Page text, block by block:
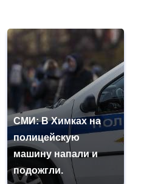
СМИ: В Химках на
полицейскую
машину напали и
подожгли.